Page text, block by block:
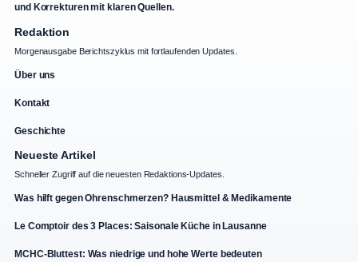
und Korrekturen mit klaren Quellen.
Redaktion
Morgenausgabe Berichtszyklus mit fortlaufenden Updates.
Über uns
Kontakt
Geschichte
Neueste Artikel
Schneller Zugriff auf die neuesten Redaktions-Updates.
Was hilft gegen Ohrenschmerzen? Hausmittel & Medikamente
Le Comptoir des 3 Places: Saisonale Küche in Lausanne
MCHC-Bluttest: Was niedrige und hohe Werte bedeuten